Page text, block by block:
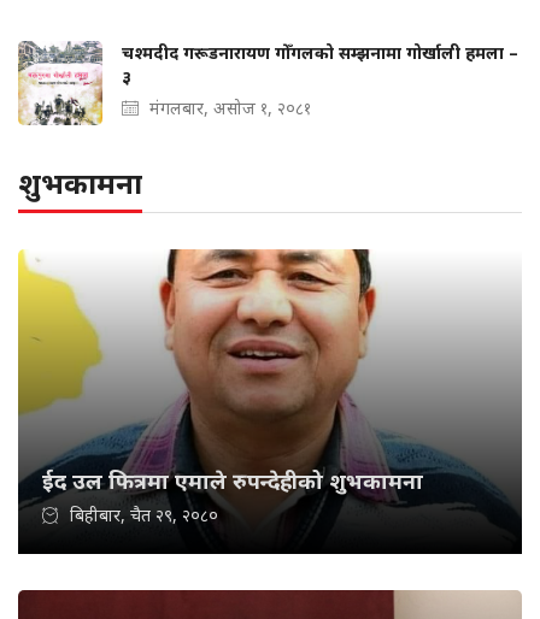
चश्मदीद गरूडनारायण गोँगलको सम्झनामा गोर्खाली हमला –
३
मंगलबार, असोज १, २०८१
शुभकामना
ईद उल फित्रमा एमाले रुपन्देहीको शुभकामना
बिहीबार, चैत २९, २०८०